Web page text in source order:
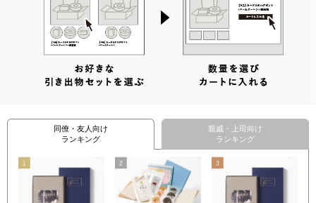
同僚・友人向け
ランキング
親戚・上司向け
ランキング